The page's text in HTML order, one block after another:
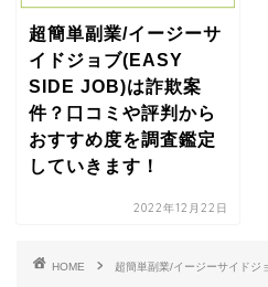
超簡単副業/イージーサ
イドジョブ(EASY
SIDE JOB)は詐欺案
件？口コミや評判から
おすすめ度を調査鑑定
していきます！
2022年12月22日
HOME 超簡単副業/イージーサイドジ